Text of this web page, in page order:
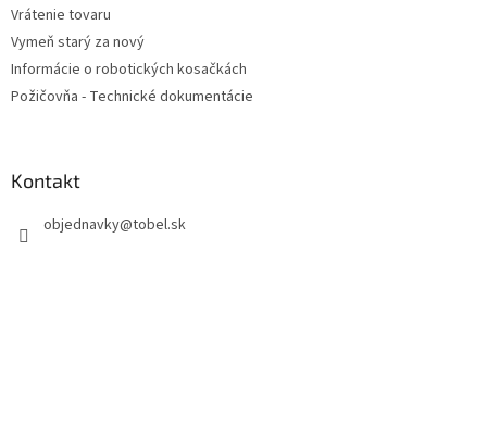
Vrátenie tovaru
Vymeň starý za nový
Informácie o robotických kosačkách
Požičovňa - Technické dokumentácie
Kontakt
objednavky@tobel.sk